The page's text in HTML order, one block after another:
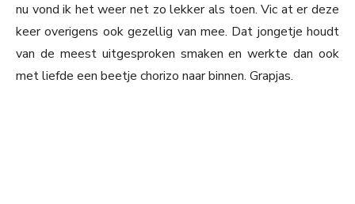
nu vond ik het weer net zo lekker als toen. Vic at er deze
keer overigens ook gezellig van mee. Dat jongetje houdt
van de meest uitgesproken smaken en werkte dan ook
met liefde een beetje chorizo naar binnen. Grapjas.